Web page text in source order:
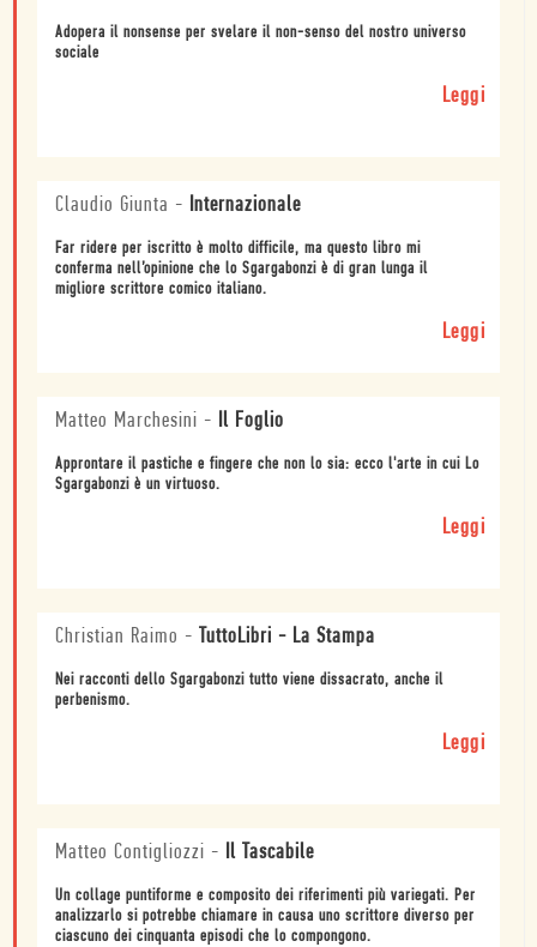
Adopera il nonsense per svelare il non-senso del nostro universo
sociale
Leggi
Claudio Giunta - Internazionale
Far ridere per iscritto è molto difficile, ma questo libro mi
conferma nell’opinione che lo Sgargabonzi è di gran lunga il
migliore scrittore comico italiano.
Leggi
Matteo Marchesini - Il Foglio
Approntare il pastiche e fingere che non lo sia: ecco l'arte in cui Lo
Sgargabonzi è un virtuoso.
Leggi
Christian Raimo - TuttoLibri - La Stampa
Nei racconti dello Sgargabonzi tutto viene dissacrato, anche il
perbenismo.
Leggi
Matteo Contigliozzi - Il Tascabile
Un collage puntiforme e composito dei riferimenti più variegati. Per
analizzarlo si potrebbe chiamare in causa uno scrittore diverso per
ciascuno dei cinquanta episodi che lo compongono.